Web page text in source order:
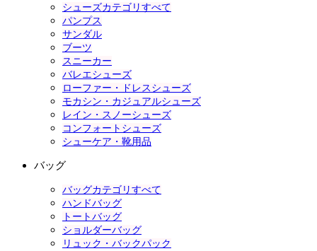
シューズカテゴリすべて
パンプス
サンダル
ブーツ
スニーカー
バレエシューズ
ローファー・ドレスシューズ
モカシン・カジュアルシューズ
レイン・スノーシューズ
コンフォートシューズ
シューケア・靴用品
バッグ
バッグカテゴリすべて
ハンドバッグ
トートバッグ
ショルダーバッグ
リュック・バックパック